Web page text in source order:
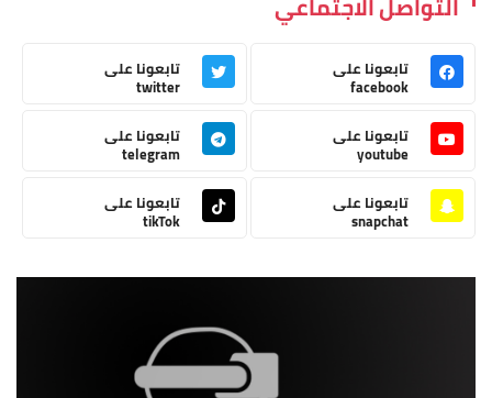
تابعونا على
facebook
تابعونا على
twitter
تابعونا على
youtube
تابعونا على
telegram
تابعونا على
snapchat
تابعونا على
tikTok